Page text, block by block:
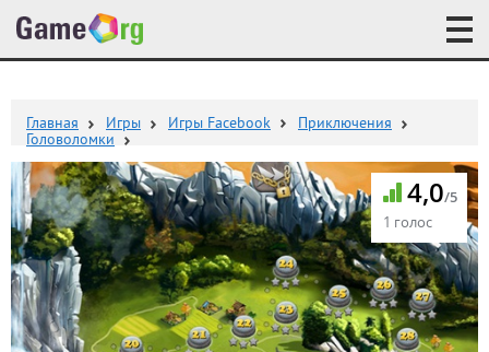
Главная Игры Игры Facebook
Приключения
Головоломки
4,0/5
1 голос